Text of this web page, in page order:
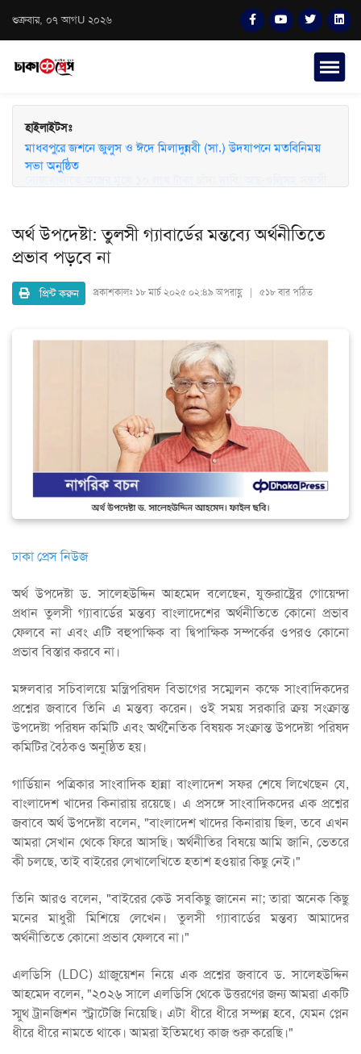
শুক্রবার, ০৭ আগU ২০২৬
হাইলাইটসঃ
মাধবপুরে জশনে জুলুস ও ঈদে মিলাদুন্নবী (সা.) উদযাপনে মতবিনিময়
সভা অনুষ্ঠিত
অর্থ উপদেষ্টা: তুলসী গ্যাবার্ডের মন্তব্যে অর্থনীতিতে
প্রভাব পড়বে না
প্রিন্ট করুন প্রকাশকালঃ ১৮ মার্চ ২০২৫ ০২:৪৯ অপরাহ্ণ | ৫১৮ বার পঠিত
ঢাকা প্রেস নিউজ
অর্থ উপদেষ্টা ড. সালেহউদ্দিন আহমেদ বলেছেন, যুক্তরাষ্ট্রের গোয়েন্দা
প্রধান তুলসী গ্যাবার্ডের মন্তব্য বাংলাদেশের অর্থনীতিতে কোনো প্রভাব
ফেলবে না এবং এটি বহুপাক্ষিক বা দ্বিপাক্ষিক সম্পর্কের ওপরও কোনো
প্রভাব বিস্তার করবে না।
মঙ্গলবার সচিবালয়ে মন্ত্রিপরিষদ বিভাগের সম্মেলন কক্ষে সাংবাদিকদের
প্রশ্নের জবাবে তিনি এ মন্তব্য করেন। ওই সময় সরকারি ক্রয় সংক্রান্ত
উপদেষ্টা পরিষদ কমিটি এবং অর্থনৈতিক বিষয়ক সংক্রান্ত উপদেষ্টা পরিষদ
কমিটির বৈঠকও অনুষ্ঠিত হয়।
গার্ডিয়ান পত্রিকার সাংবাদিক হান্না বাংলাদেশ সফর শেষে লিখেছেন যে,
বাংলাদেশ খাদের কিনারায় রয়েছে। এ প্রসঙ্গে সাংবাদিকদের এক প্রশ্নের
জবাবে অর্থ উপদেষ্টা বলেন, "বাংলাদেশ খাদের কিনারায় ছিল, তবে এখন
আমরা সেখান থেকে ফিরে আসছি। অর্থনীতির বিষয়ে আমি জানি, ভেতরে
কী চলছে, তাই বাইরের লেখালেখিতে হতাশ হওয়ার কিছু নেই।"
তিনি আরও বলেন, "বাইরের কেউ সবকিছু জানেন না; তারা অনেক কিছু
মনের মাধুরী মিশিয়ে লেখেন। তুলসী গ্যাবার্ডের মন্তব্য আমাদের
অর্থনীতিতে কোনো প্রভাব ফেলবে না।"
এলডিসি (LDC) গ্রাজুয়েশন নিয়ে এক প্রশ্নের জবাবে ড. সালেহউদ্দিন
আহমেদ বলেন, "২০২৬ সালে এলডিসি থেকে উত্তরণের জন্য আমরা একটি
স্মুথ ট্রানজিশন স্ট্রাটেজি নিয়েছি। এটা ধীরে ধীরে সম্পন্ন হবে, যেমন প্লেন
ধীরে ধীরে নামতে থাকে। আমরা ইতিমধ্যে কাজ শুরু করেছি।"